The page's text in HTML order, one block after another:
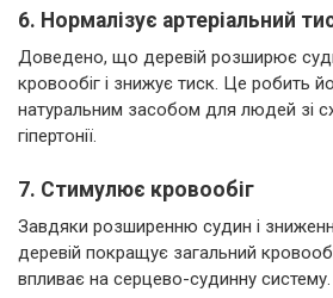
6. Нормалізує артеріальний
Доведено, що деревій розширює
кровообіг і знижує тиск. Це робить
натуральним засобом для людей зі
гіпертонії.
7. Стимулює кровообіг
Завдяки розширенню судин і
деревій покращує загальний
впливає на серцево-судинну систему.